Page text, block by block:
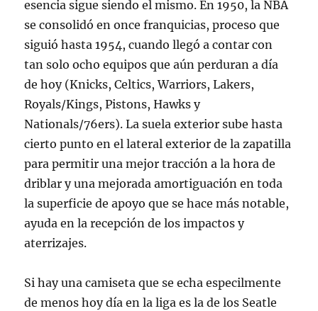
esencia sigue siendo el mismo. En 1950, la NBA
se consolidó en once franquicias, proceso que
siguió hasta 1954, cuando llegó a contar con
tan solo ocho equipos que aún perduran a día
de hoy (Knicks, Celtics, Warriors, Lakers,
Royals/Kings, Pistons, Hawks y
Nationals/76ers). La suela exterior sube hasta
cierto punto en el lateral exterior de la zapatilla
para permitir una mejor tracción a la hora de
driblar y una mejorada amortiguación en toda
la superficie de apoyo que se hace más notable,
ayuda en la recepción de los impactos y
aterrizajes.
Si hay una camiseta que se echa especilmente
de menos hoy día en la liga es la de los Seatle